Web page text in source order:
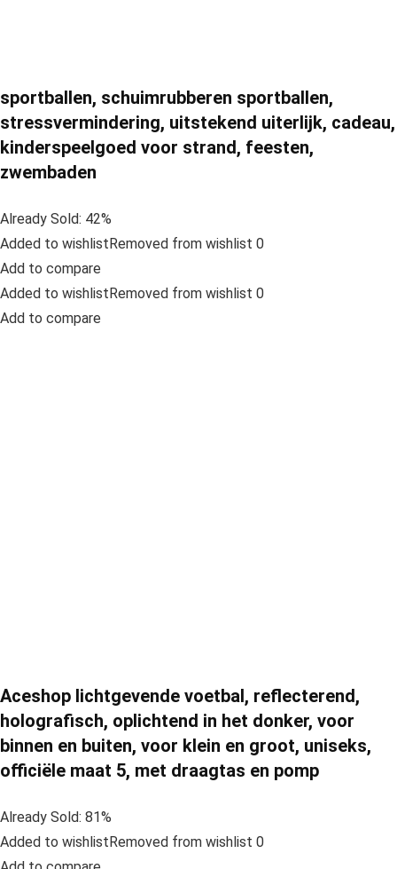
sportballen, schuimrubberen sportballen,
stressvermindering, uitstekend uiterlijk, cadeau,
kinderspeelgoed voor strand, feesten,
zwembaden
Already Sold: 42%
Added to wishlistRemoved from wishlist 0
Add to compare
Added to wishlistRemoved from wishlist 0
Add to compare
Aceshop lichtgevende voetbal, reflecterend,
holografisch, oplichtend in het donker, voor
binnen en buiten, voor klein en groot, uniseks,
officiële maat 5, met draagtas en pomp
Already Sold: 81%
Added to wishlistRemoved from wishlist 0